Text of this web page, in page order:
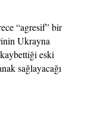
“agresif” bir
Ukrayna
eski
sağlayacağı